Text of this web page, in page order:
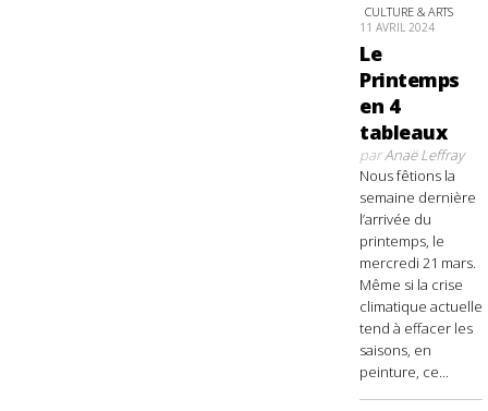
CULTURE & ARTS
11 AVRIL 2024
Le
Printemps
en 4
tableaux
parAnaë Leffray
Nous fêtions la
semaine dernière
l’arrivée du
printemps, le
mercredi 21 mars.
Même si la crise
climatique actuelle
tend à effacer les
saisons, en
peinture, ce...